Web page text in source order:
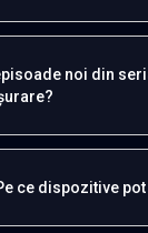
noi din
ce dispozitive